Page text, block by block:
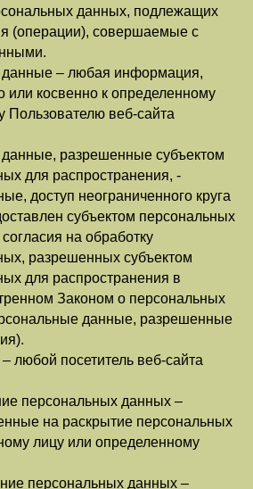
данных, подлежащих
(операции), совершаемые с
– любая информация,
или косвенно к определенному
Пользователю веб-сайта
разрешенные субъектом
для распространения, -
доступ неограниченного круга
субъектом персональных
на обработку
разрешенных субъектом
для распространения в
Законом о персональных
данные, разрешенные
любой посетитель веб-сайта
персональных данных –
на раскрытие персональных
лицу или определенному
персональных данных –